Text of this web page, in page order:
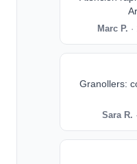
Marc P.
Granollers:
Sara R.